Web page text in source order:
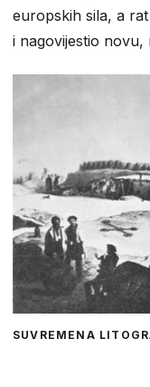
europskih sila, a
i nagovijestio
SUVREMENA